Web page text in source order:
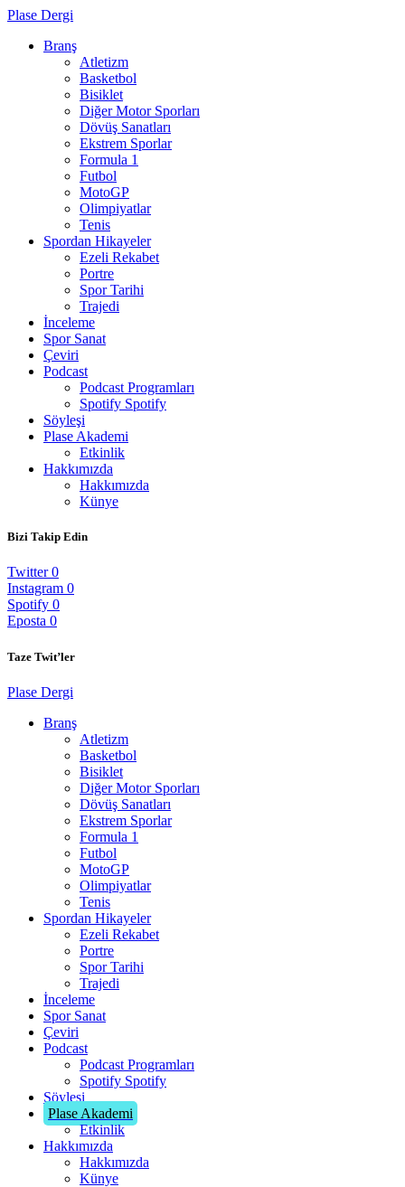
Plase Dergi
Branş
Atletizm
Basketbol
Bisiklet
Diğer Motor Sporları
Dövüş Sanatları
Ekstrem Sporlar
Formula 1
Futbol
MotoGP
Olimpiyatlar
Tenis
Spordan Hikayeler
Ezeli Rekabet
Portre
Spor Tarihi
Trajedi
İnceleme
Spor Sanat
Çeviri
Podcast
Podcast Programları
Spotify Spotify
Söyleşi
Plase Akademi
Etkinlik
Hakkımızda
Hakkımızda
Künye
Bizi Takip Edin
Twitter 0
Instagram 0
Spotify 0
Eposta 0
Taze Twit’ler
Plase Dergi
Branş
Atletizm
Basketbol
Bisiklet
Diğer Motor Sporları
Dövüş Sanatları
Ekstrem Sporlar
Formula 1
Futbol
MotoGP
Olimpiyatlar
Tenis
Spordan Hikayeler
Ezeli Rekabet
Portre
Spor Tarihi
Trajedi
İnceleme
Spor Sanat
Çeviri
Podcast
Podcast Programları
Spotify Spotify
Söyleşi
Plase Akademi
Etkinlik
Hakkımızda
Hakkımızda
Künye